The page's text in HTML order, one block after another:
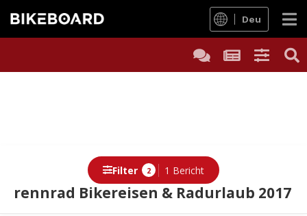
Deu
Filter 2 1 Bericht
rennrad Bikereisen & Radurlaub 2017